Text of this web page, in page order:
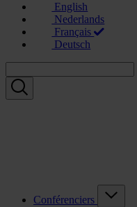
English
Nederlands
Français
Deutsch
Conférenciers